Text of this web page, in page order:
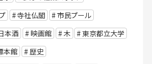
寺社仏閣
市民プール
本酒 映画館 木
東京都立大学
本館
歴史